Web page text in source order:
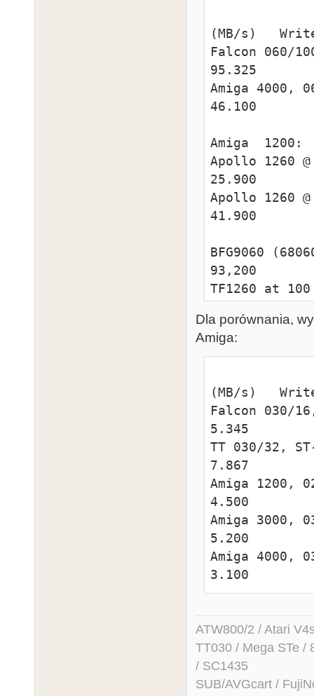
(MB/s)
Falcon 060/
95.325
Amiga 4000,
46.100
Amiga  1200:
Apollo 1260
25.900
Apollo 1260
41.900
BFG9060
93,200
TF1260 at
Warp1260 at
75,600
CyberStorm
Dla porównania,
Amiga:
(MB/s)
Falcon 030/
5.345
TT 030/32,
7.867
Amiga 1200,
4.500
Amiga 3000,
5.200
Amiga 4000,
3.100
ATW800/2 / Atari
TT030 / Mega STe /
/ SC1435
SUB/AVGcart /